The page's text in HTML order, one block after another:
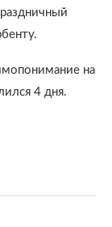
на
4 дня.